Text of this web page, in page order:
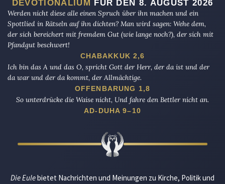
DEVOTIONALIUM FÜR DEN 8. AUGUST 2026
Werden nicht diese alle einen Spruch über ihn machen und ein
Spottlied in Rätseln auf ihn dichten? Man wird sagen: Wehe dem,
der sich bereichert mit fremdem Gut (wie lange noch?), der sich mit
Pfandgut beschwert!
CHABAKKUK 2,6
Ich bin das A und das O, spricht Gott der Herr, der da ist und der
da war und der da kommt, der Allmächtige.
OFFENBARUNG 1,8
So unterdrücke die Waise nicht, Und fahre den Bettler nicht an.
AD-DUHA 9–10
Die Eulebietet Nachrichten und Meinungen zu Kirche, Politik und